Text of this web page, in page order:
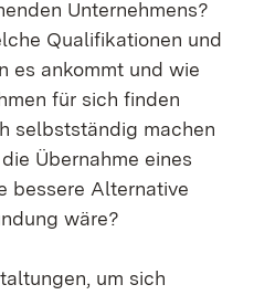
Unternehmens?
Qualifikationen und
es ankommt und wie
für sich finden
selbstständig machen
Übernahme eines
bessere Alternative
wäre?
um sich